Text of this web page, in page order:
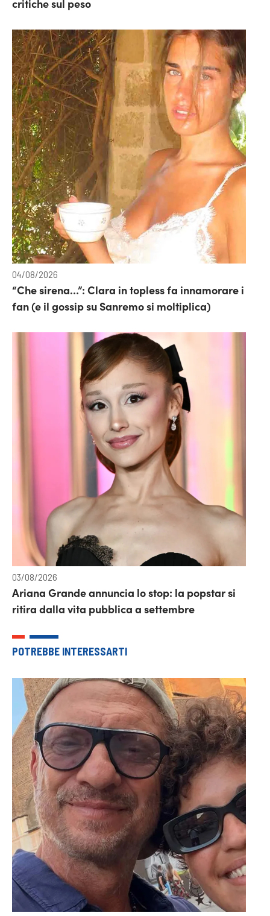
critiche sul peso
04/08/2026
“Che sirena…”: Clara in topless fa innamorare i
fan (e il gossip su Sanremo si moltiplica)
03/08/2026
Ariana Grande annuncia lo stop: la popstar si
ritira dalla vita pubblica a settembre
POTREBBE INTERESSARTI